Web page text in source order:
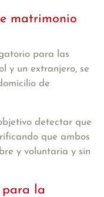
matrimonio
para las
y un extranjero, se
de
detectar que
que ambos
y voluntaria y sin
para la